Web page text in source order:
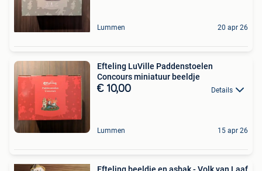
Lummen 20 apr 26
Efteling LuVille Paddenstoelen
Concours miniatuur beeldje
€ 10,00 Details
Lummen 15 apr 26